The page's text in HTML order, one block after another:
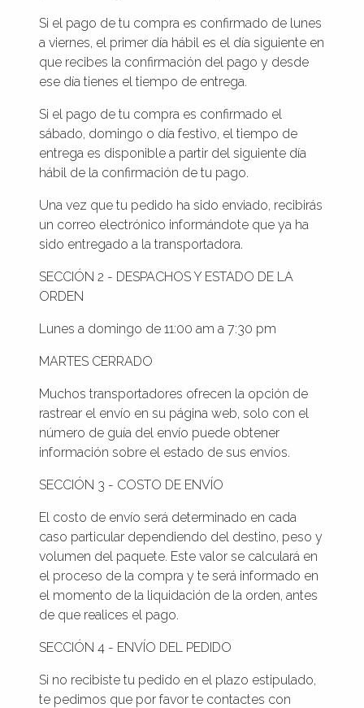
Si el pago de tu compra es confirmado de lunes
a viernes, el primer día hábil es el día siguiente en
que recibes la confirmación del pago y desde
ese día tienes el tiempo de entrega.
Si el pago de tu compra es confirmado el
sábado, domingo o día festivo, el tiempo de
entrega es disponible a partir del siguiente día
hábil de la confirmación de tu pago.
Una vez que tu pedido ha sido enviado, recibirás
un correo electrónico informándote que ya ha
sido entregado a la transportadora.
SECCIÓN 2 - DESPACHOS Y ESTADO DE LA
ORDEN
Lunes a domingo de 11:00 am a 7:30 pm
MARTES CERRADO
Muchos transportadores ofrecen la opción de
rastrear el envío en su página web, solo con el
número de guía del envío puede obtener
información sobre el estado de sus envíos.
SECCIÓN 3 - COSTO DE ENVÍO
El costo de envío será determinado en cada
caso particular dependiendo del destino, peso y
volumen del paquete. Este valor se calculará en
el proceso de la compra y te será informado en
el momento de la liquidación de la orden, antes
de que realices el pago.
SECCIÓN 4 - ENVÍO DEL PEDIDO
Si no recibiste tu pedido en el plazo estipulado,
te pedimos que por favor te contactes con